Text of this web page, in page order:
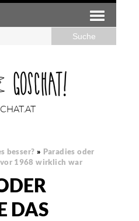
besser? » Paradies oder
1968 wirklich war
DAS